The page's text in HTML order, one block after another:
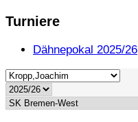
Turniere
Dähnepokal 2025/26